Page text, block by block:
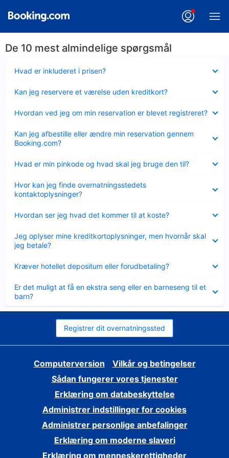
De 10 mest almindelige spørgsmål
Hvad er inkluderet i prisen?
Kan jeg reservere et værelse uden kreditkort?
Hvordan ved jeg om min reservation er blevet registreret?
Kan jeg afbestille eller ændre min reservation gennem
Booking.com?
Hvad er min pinkode og hvad skal jeg bruge den til?
Hvor kan jeg finde overnatningsstedets
kontaktoplysninger?
Hvordan ser jeg hvad det kommer til at koste?
Jeg oplyser mine kreditkortoplysninger, men hvornår skal
jeg betale?
Kræver hotellet depositum eller forudbetaling?
Er det muligt at få en ekstra seng eller en barneseng til et
barn?
Registrer dit overnatningssted
Computerversion
Vilkår og betingelser
Sådan fungerer vores tjenester
Erklæring om databeskyttelse
Administrer indstillinger for cookies
Administrer personlige anbefalinger
Erklæring om moderne slaveri
Erklæring om menneskerettigheder